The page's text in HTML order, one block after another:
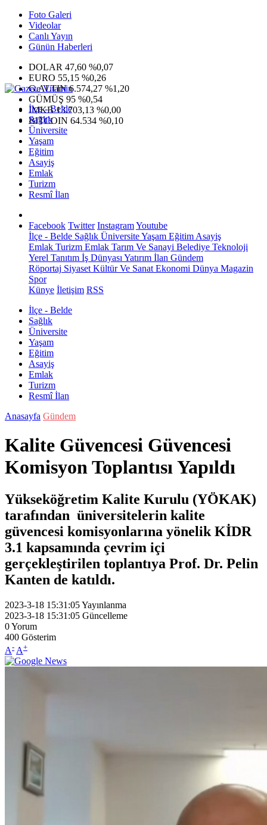
Foto Galeri
Videolar
Canlı Yayın
Günün Haberleri
DOLAR 47,60 %0,07
EURO 55,15 %0,26
G.ALTIN6.574,27 %1,20
GÜMÜŞ 95 %0,54
IMKB13.703,13 %0,00
BITCOIN 64.534 %0,10
İlçe - Belde
Sağlık
Üniversite
Yaşam
Eğitim
Asayiş
Emlak
Turizm
Resmî İlan
Facebook Twitter InstagramYoutube
İlçe - Belde Sağlık ÜniversiteYaşam Eğitim Asayiş
Emlak Turizm Emlak Tarım Ve Sanayi Belediye Teknoloji
Yerel Tanıtım İş Dünyası Yatırım İlan Gündem
Röportaj Siyaset Kültür Ve Sanat Ekonomi Dünya Magazin
Spor
Künye İletişim RSS
İlçe - Belde
Sağlık
Üniversite
Yaşam
Eğitim
Asayiş
Emlak
Turizm
Resmî İlan
Anasayfa Gündem
Kalite Güvencesi Güvencesi
Komisyon Toplantısı Yapıldı
Yükseköğretim Kalite Kurulu (YÖKAK)
tarafından üniversitelerin kalite
güvencesi komisyonlarına yönelik KİDR
3.1 kapsamında çevrim içi
gerçekleştirilen toplantıya Prof. Dr. Pelin
Kanten de katıldı.
2023-3-18 15:31:05Yayınlanma
2023-3-18 15:31:05 Güncelleme
0Yorum
400 Gösterim
A- A+